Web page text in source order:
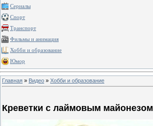
Сериалы
Спорт
Транспорт
Фильмы и анимация
Хобби и образование
Юмор
Главная » Видео » Хобби и образование
Креветки с лаймовым майонезом